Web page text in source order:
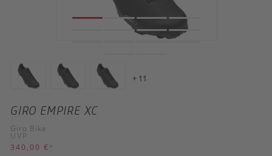
+ 11
GIRO EMPIRE XC
Giro Bike
UVP
340,00 € *